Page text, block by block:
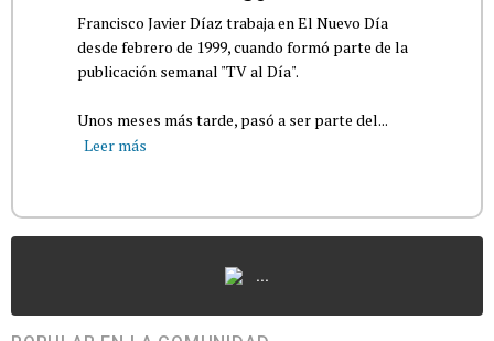
Francisco Javier Díaz trabaja en El Nuevo Día
desde febrero de 1999, cuando formó parte de la
publicación semanal "TV al Día".
Unos meses más tarde, pasó a ser parte del...
Leer más
...